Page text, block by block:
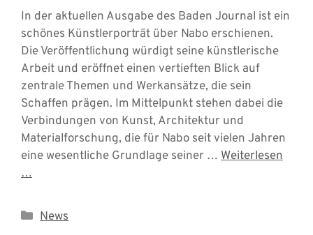
In der aktuellen Ausgabe des Baden Journal ist ein
schönes Künstlerporträt über Nabo erschienen.
Die Veröffentlichung würdigt seine künstlerische
Arbeit und eröffnet einen vertieften Blick auf
zentrale Themen und Werkansätze, die sein
Schaffen prägen. Im Mittelpunkt stehen dabei die
Verbindungen von Kunst, Architektur und
Materialforschung, die für Nabo seit vielen Jahren
eine wesentliche Grundlage seiner … Weiterlesen
…
Kategorien
News